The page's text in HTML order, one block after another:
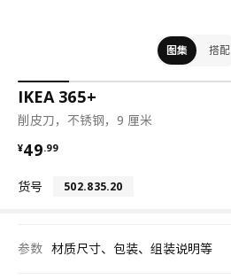
图集 搭配
IKEA 365+
削皮刀，不锈钢，9 厘米
¥49.99
¥ 49.99
货号 502.835.20
参数 材质尺寸、包装、组装说明等